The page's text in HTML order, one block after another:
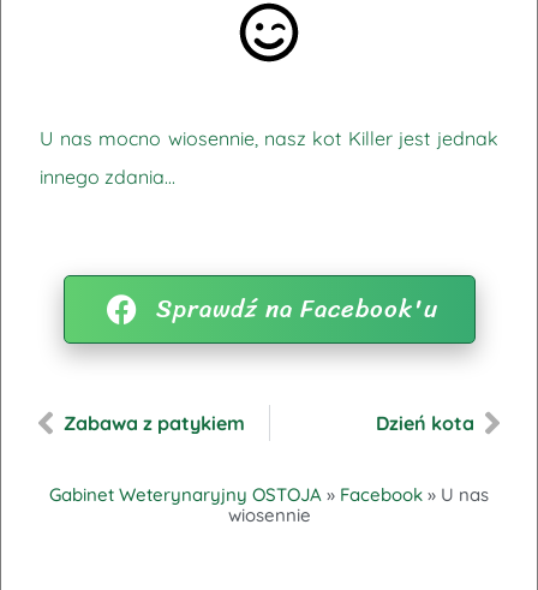
U nas mocno wiosennie, nasz kot Killer jest jednak
innego zdania…
Sprawdź na Facebook'u
Zabawa z patykiem Dzień kota
Gabinet Weterynaryjny OSTOJA » Facebook » U nas
wiosennie